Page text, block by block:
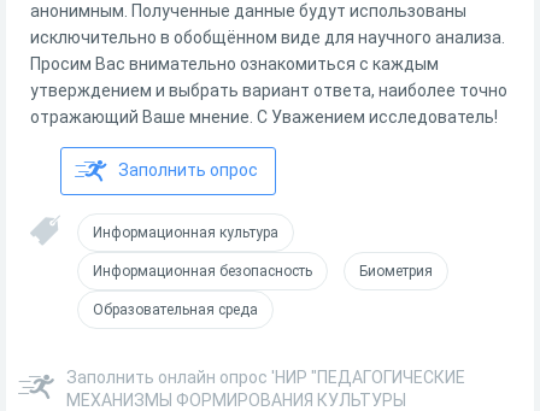
анонимным. Полученные данные будут использованы
исключительно в обобщённом виде для научного анализа.
Просим Вас внимательно ознакомиться с каждым
утверждением и выбрать вариант ответа, наиболее точно
отражающий Ваше мнение. С Уважением исследователь!
Заполнить опрос
Информационная культура
Информационная безопасность Биометрия
Образовательная среда
Заполнить онлайн опрос 'НИР "ПЕДАГОГИЧЕСКИЕ
МЕХАНИЗМЫ ФОРМИРОВАНИЯ КУЛЬТУРЫ